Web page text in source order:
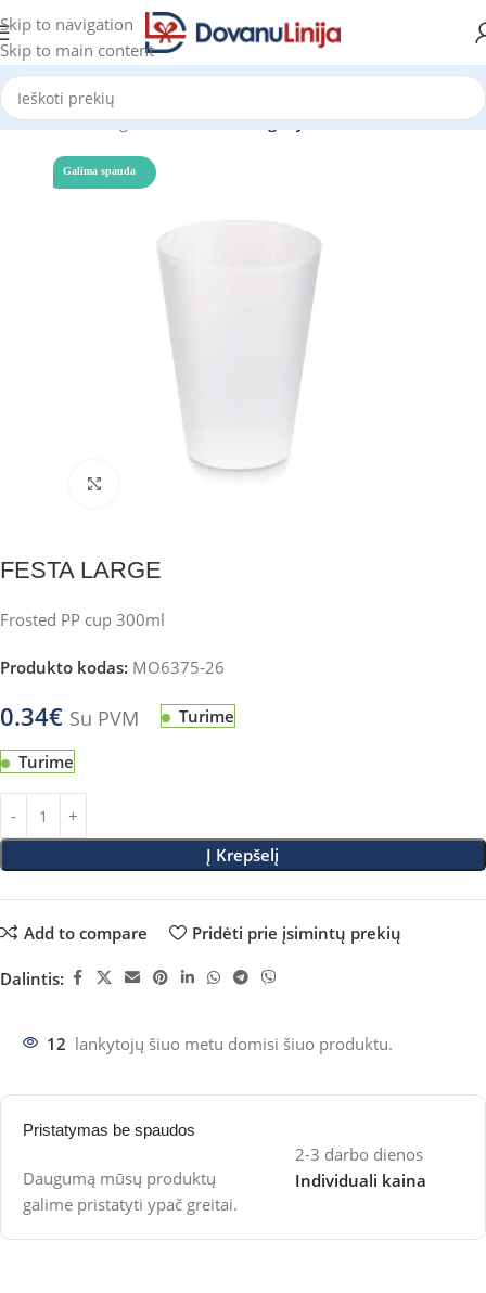
Skip to navigation
Skip to main content
Pradžia Katalogas Prekes be kategorijos
Galima spauda
FESTA LARGE
Frosted PP cup 300ml
Produkto kodas: MO6375-26
0.34€ Su PVM Turime
Turime
Į Krepšelį
Add to compare Pridėti prie įsimintų prekių
Dalintis:
12 lankytojų šiuo metu domisi šiuo produktu.
Pristatymas be spaudos
Daugumą mūsų produktų
galime pristatyti ypač greitai.
2-3 darbo dienos
Individuali kaina